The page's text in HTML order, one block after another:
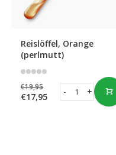
Reislöffel, Orange
(perlmutt)
€19,95
€17,95 +
-